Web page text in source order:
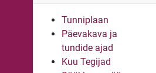
Tunniplaan
Päevakava ja
tundide ajad
Kuu Tegijad